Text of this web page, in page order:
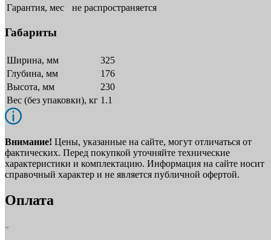
Гарантия, мес
не распространяется
Габариты
Ширина, мм
325
Глубина, мм
176
Высота, мм
230
Вес (без упаковки), кг 1.1
Внимание! Цены, указанные на сайте, могут отличаться от
фактических. Перед покупкой уточняйте технические
характеристики и комплектацию. Информация на сайте носит
справочный характер и не является публичной офертой.
Оплата